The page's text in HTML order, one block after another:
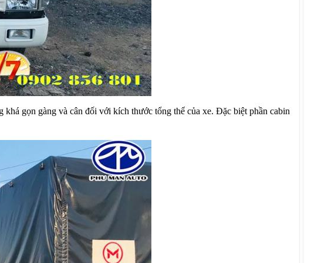
khá gọn gàng và cân đối với kích thước tổng thể của xe. Đặc biệt phần cabin